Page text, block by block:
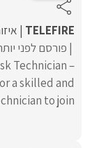
TELEFIRE
פורסם לפני
Technician –
a skilled and
to join ...